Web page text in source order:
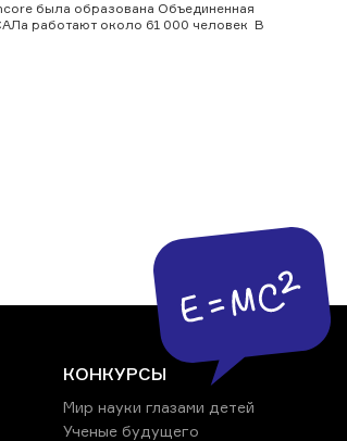
была образована Объединенная
работают около 61 000 человек В
КОНКУРСЫ
Мир науки глазами детей
Ученые будущего